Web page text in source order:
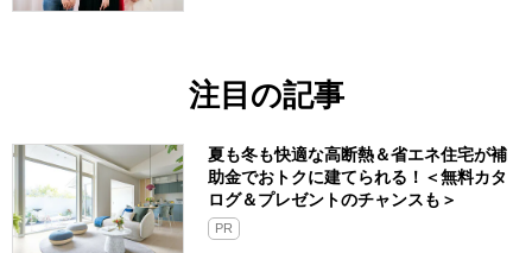
注目の記事
夏も冬も快適な高断熱＆省エネ住宅が補
助金でおトクに建てられる！＜無料カタ
ログ＆プレゼントのチャンスも＞
PR